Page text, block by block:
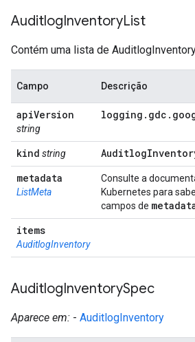
AuditlogInventoryList
Contém uma lista de
Campo Descrição
apiVersion
string
logging . gdc .
kind string Auditlog
metadata
ListMeta
Consulte a
Kubernetes para
campos de
items
AuditlogInventory
AuditlogInventorySpec
Aparece em: - AuditlogInventory